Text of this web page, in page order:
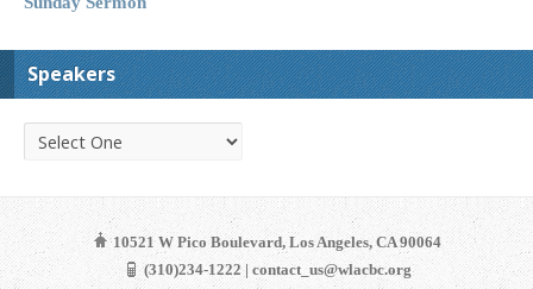
Speakers
10521 W Pico Boulevard, Los Angeles, CA 90064
(310)234-1222 | contact_us@wlacbc.org